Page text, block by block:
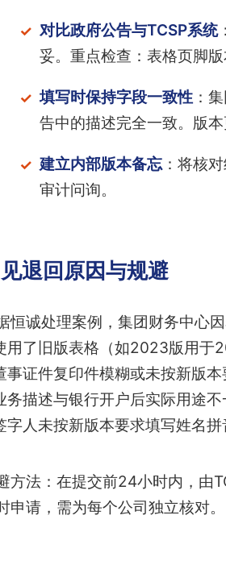
对比政府公告与TCSP系统
妥。重点检查：表格页脚
填写时保持字段一致性：
告中的描述完全一致。版
建立内部版本备忘：将核
审计问询。
退回原因与规避
恒诚处理案例，集团财务中心
用了旧版表格（如2023版用于
事证件复印件模糊或未按新版
务描述与银行开户后实际用途
字人未按新版本要求填写姓名
方法：在提交前24小时内，由
申请，需为每个公司独立核对。